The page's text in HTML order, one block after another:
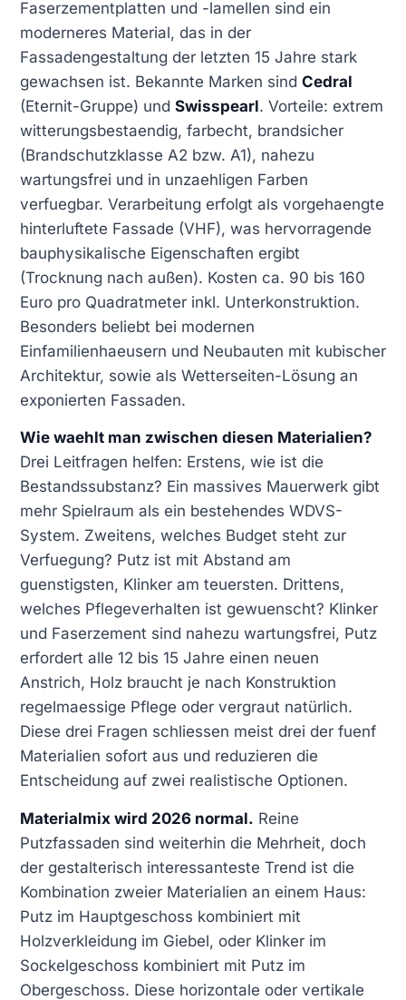
Faserzementplatten und -lamellen sind ein
moderneres Material, das in der
Fassadengestaltung der letzten 15 Jahre stark
gewachsen ist. Bekannte Marken sind Cedral
(Eternit-Gruppe) und Swisspearl. Vorteile: extrem
witterungsbestaendig, farbecht, brandsicher
(Brandschutzklasse A2 bzw. A1), nahezu
wartungsfrei und in unzaehligen Farben
verfuegbar. Verarbeitung erfolgt als vorgehaengte
hinterluftete Fassade (VHF), was hervorragende
bauphysikalische Eigenschaften ergibt
(Trocknung nach außen). Kosten ca. 90 bis 160
Euro pro Quadratmeter inkl. Unterkonstruktion.
Besonders beliebt bei modernen
Einfamilienhaeusern und Neubauten mit kubischer
Architektur, sowie als Wetterseiten-Lösung an
exponierten Fassaden.
Wie waehlt man zwischen diesen Materialien?
Drei Leitfragen helfen: Erstens, wie ist die
Bestandssubstanz? Ein massives Mauerwerk gibt
mehr Spielraum als ein bestehendes WDVS-
System. Zweitens, welches Budget steht zur
Verfuegung? Putz ist mit Abstand am
guenstigsten, Klinker am teuersten. Drittens,
welches Pflegeverhalten ist gewuenscht? Klinker
und Faserzement sind nahezu wartungsfrei, Putz
erfordert alle 12 bis 15 Jahre einen neuen
Anstrich, Holz braucht je nach Konstruktion
regelmaessige Pflege oder vergraut natürlich.
Diese drei Fragen schliessen meist drei der fuenf
Materialien sofort aus und reduzieren die
Entscheidung auf zwei realistische Optionen.
Materialmix wird 2026 normal. Reine
Putzfassaden sind weiterhin die Mehrheit, doch
der gestalterisch interessanteste Trend ist die
Kombination zweier Materialien an einem Haus:
Putz im Hauptgeschoss kombiniert mit
Holzverkleidung im Giebel, oder Klinker im
Sockelgeschoss kombiniert mit Putz im
Obergeschoss. Diese horizontale oder vertikale